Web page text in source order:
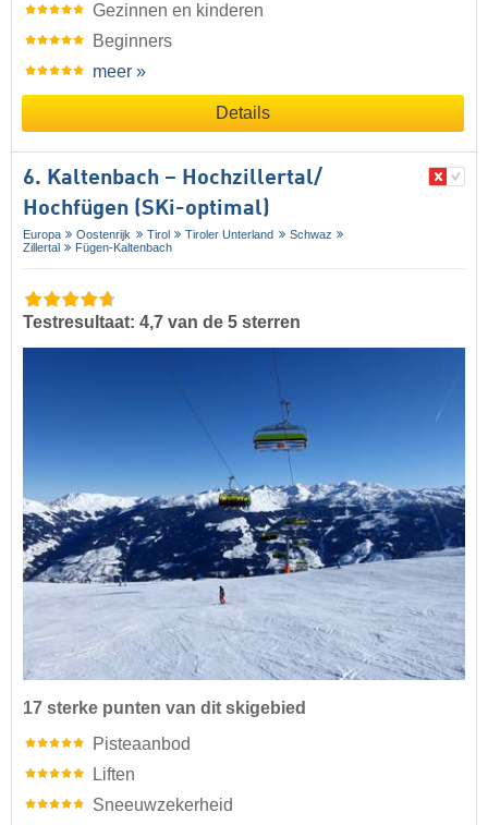
Gezinnen en kinderen
Beginners
meer »
Details
6. Kaltenbach – Hochzillertal/​
Hochfügen (SKi-optimal)
Europa Oostenrijk Tirol Tiroler Unterland
Schwaz
Zillertal
Fügen-Kaltenbach
Testresultaat: 4,7 van de 5 sterren
17 sterke punten van dit skigebied
Pisteaanbod
Liften
Sneeuwzekerheid